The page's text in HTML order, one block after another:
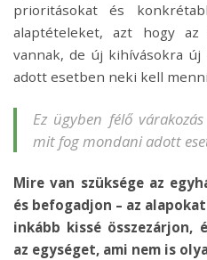
prioritásokat és
alaptételeket, azt hogy az
vannak, de új kihívásokra új
adott esetben neki kell
Ez ügyben félő
mit fog mondani adott
Mire van szüksége az
és befogadjon – az
inkább kissé összezárjon,
az egységet, ami nem is